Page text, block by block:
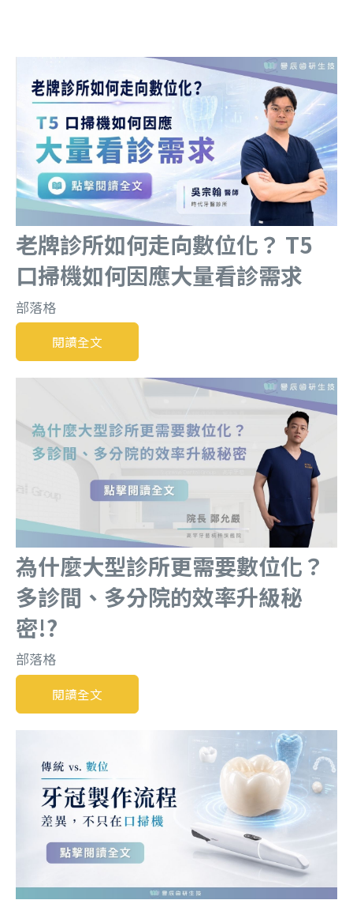
老牌診所如何走向數位化？ T5
口掃機如何因應大量看診需求
部落格
閱讀全文
為什麼大型診所更需要數位化？
多診間、多分院的效率升級秘
密!?
部落格
閱讀全文